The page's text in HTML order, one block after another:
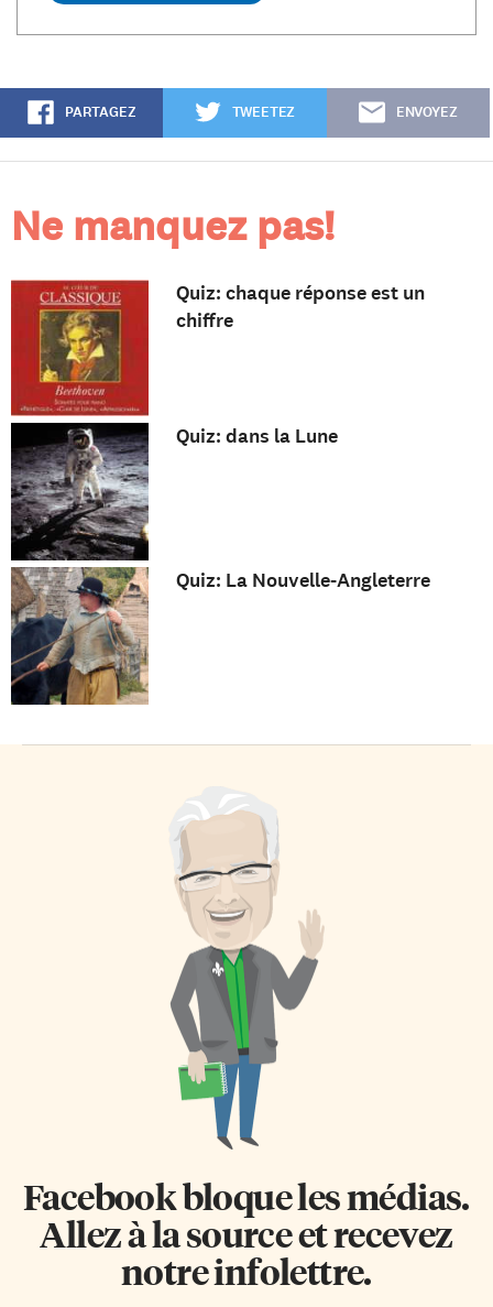
PARTAGEZ TWEETEZ ENVOYEZ
Ne manquez pas!
Quiz: chaque réponse est un
chiffre
Quiz: dans la Lune
Quiz: La Nouvelle-Angleterre
Facebook bloque les médias.
Allez à la source et recevez
notre infolettre.